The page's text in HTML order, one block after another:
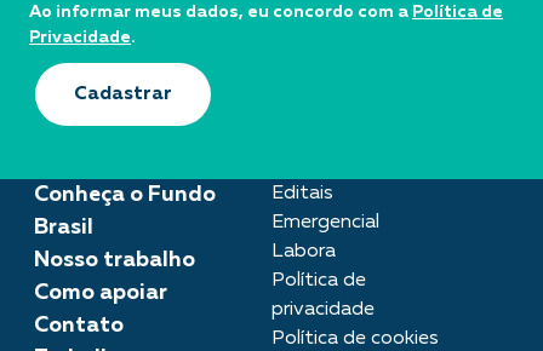
Conheça o Fundo
Brasil
Nosso trabalho
Como apoiar
Contato
Editais
Emergencial
Labora
Política de
privacidade
Política de cookies
Ao informar meus dados, eu concordo com a Política de
Privacidade.
Cadastrar